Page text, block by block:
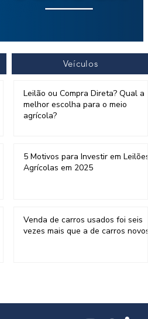
Veículos
Leilão ou Compra Direta? Qual a
melhor escolha para o meio
agrícola?
5 Motivos para Investir em Leilões
Agrícolas em 2025
Venda de carros usados foi seis
vezes mais que a de carros novos